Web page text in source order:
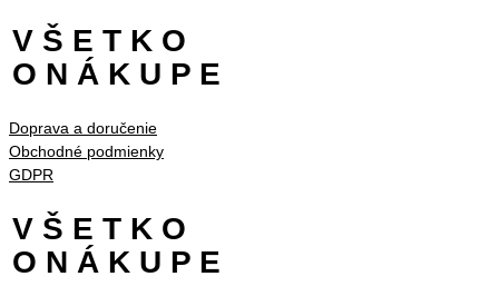
V Š E T K O
O N Á K U P E
Doprava a doručenie
Obchodné podmienky
GDPR
V Š E T K O
O N Á K U P E